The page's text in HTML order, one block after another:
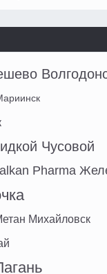
Чусовой
Pharma
Михайловск